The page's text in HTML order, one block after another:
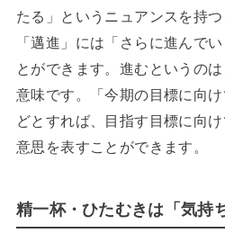
たる」というニュアンスを持
「邁進」には「さらに進んで
とができます。進むというの
意味です。「今期の目標に向
どとすれば、目指す目標に向
意思を表すことができます。
精一杯・ひたむきは「気持